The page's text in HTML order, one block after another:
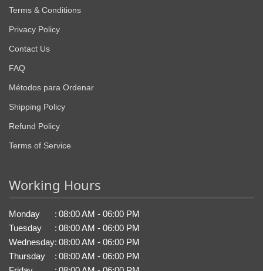
Terms & Conditions
Privacy Policy
Contact Us
FAQ
Métodos para Ordenar
Shipping Policy
Refund Policy
Terms of Service
Working Hours
Monday : 08:00 AM - 06:00 PM
Tuesday
: 08:00 AM - 06:00 PM
Wednesday: 08:00 AM - 06:00 PM
Thursday
: 08:00 AM - 06:00 PM